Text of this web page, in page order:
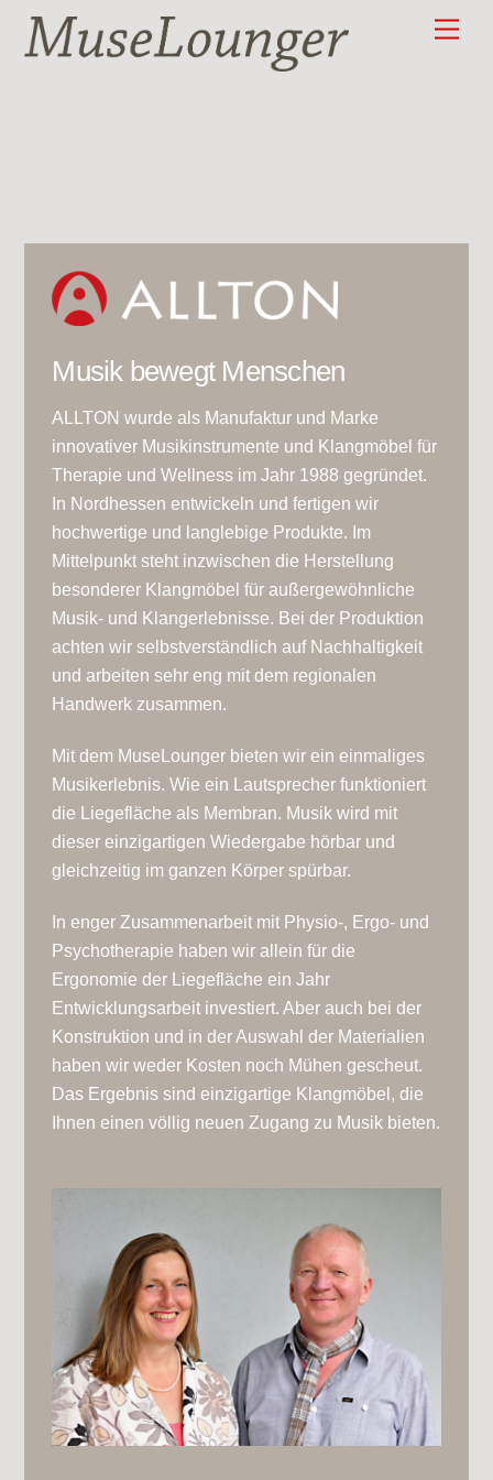
Skip
Musik bewegt Menschen
ALLTON wurde als Manufaktur und Marke
innovativer Musikinstrumente und Klangmöbel für
Therapie und Wellness im Jahr 1988 gegründet.
In Nordhessen entwickeln und fertigen wir
hochwertige und langlebige Produkte. Im
Mittelpunkt steht inzwischen die Herstellung
besonderer Klangmöbel für außergewöhnliche
Musik- und Klangerlebnisse. Bei der Produktion
achten wir selbstverständlich auf Nachhaltigkeit
und arbeiten sehr eng mit dem regionalen
Handwerk zusammen.
Mit dem MuseLounger bieten wir ein einmaliges
Musikerlebnis. Wie ein Lautsprecher funktioniert
die Liegefläche als Membran. Musik wird mit
dieser einzigartigen Wiedergabe hörbar und
gleichzeitig im ganzen Körper spürbar.
In enger Zusammenarbeit mit Physio-, Ergo- und
Psychotherapie haben wir allein für die
Ergonomie der Liegefläche ein Jahr
Entwicklungsarbeit investiert. Aber auch bei der
Konstruktion und in der Auswahl der Materialien
haben wir weder Kosten noch Mühen gescheut.
Das Ergebnis sind einzigartige Klangmöbel, die
Ihnen einen völlig neuen Zugang zu Musik bieten.